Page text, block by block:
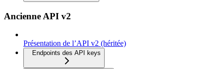
Ancienne API v2
Présentation de l’API v2 (héritée)
Endpoints des API keys